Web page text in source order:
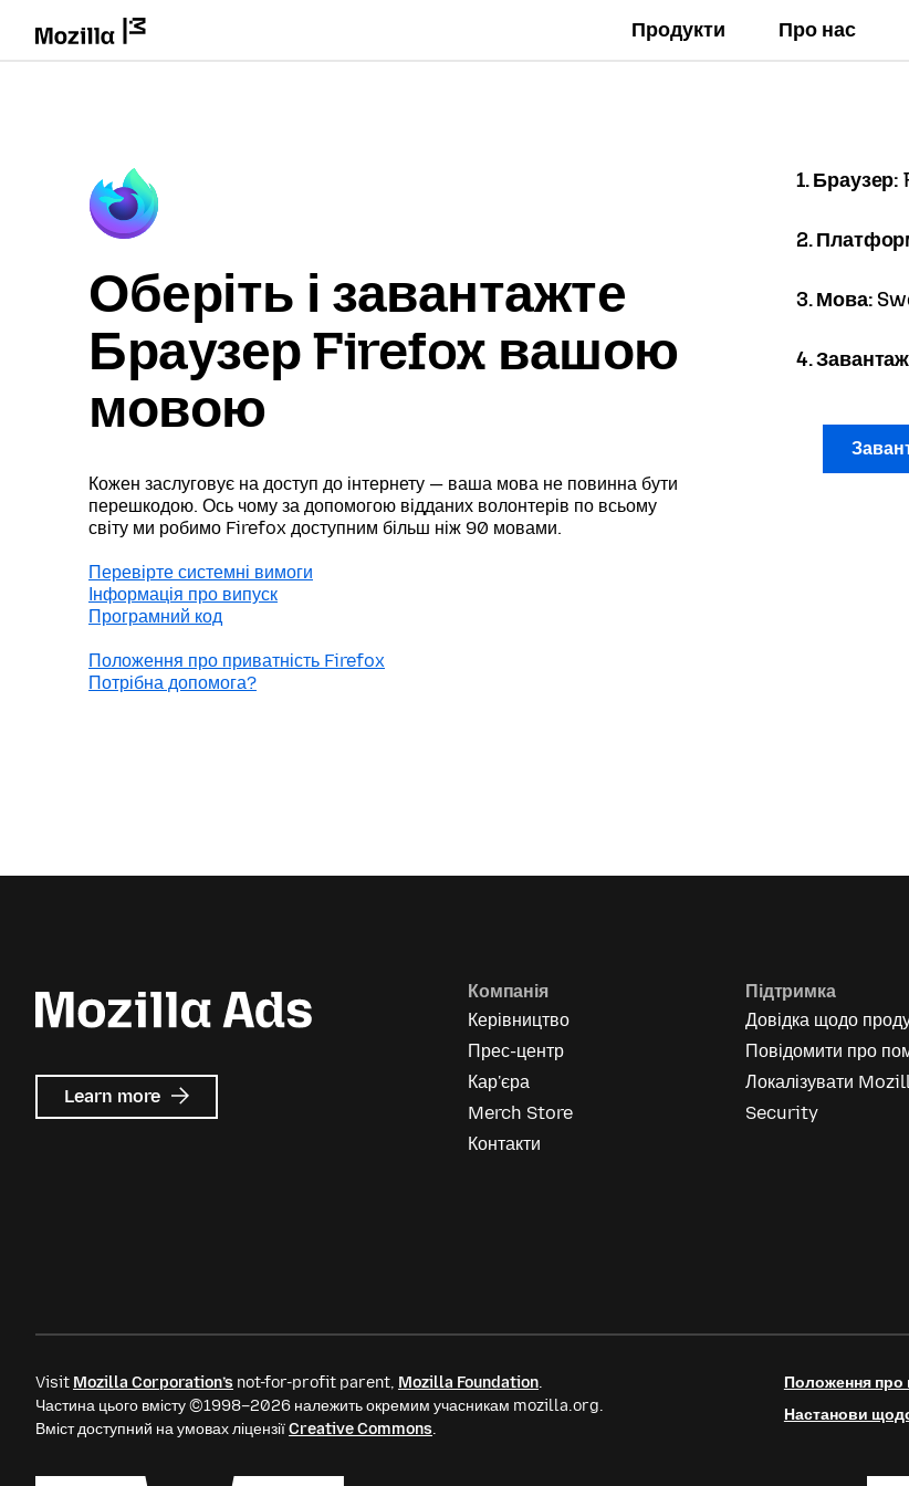
Продукти Про нас
Оберіть і завантажте
Браузер Firefox вашою
мовою
Кожен заслуговує на доступ до інтернету — ваша мова не повинна бути
перешкодою. Ось чому за допомогою відданих волонтерів по всьому
світу ми робимо Firefox доступним більш ніж 90 мовами.
Перевірте системні вимоги
Інформація про випуск
Програмний код
Положення про приватність Firefox
Потрібна допомога?
1. Браузер:
2.
3. Мова:
4.
Learn more about
Mozilla
Компанія
Керівництво
Прес-центр
Кар'єра
Merch Store
Контакти
Підтримка
Довідка щодо
Повідомити про
Локалізувати
Security
Visit Mozilla Corporation’s not-for-profit parent, Mozilla Foundation.
Частина цього вмісту ©1998–2026 належить окремим учасникам mozilla.org.
Вміст доступний на умовах ліцензіїCreative Commons.
Положення про
Настанови щодо